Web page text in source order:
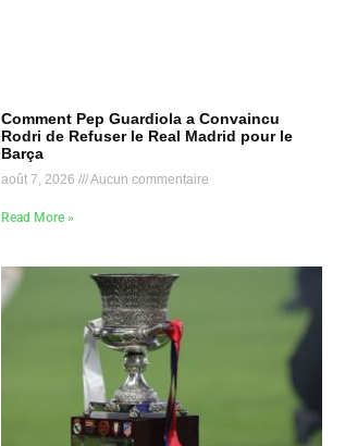
Comment Pep Guardiola a Convaincu
Rodri de Refuser le Real Madrid pour le
Barça
août 7, 2026 Aucun commentaire
Read More »